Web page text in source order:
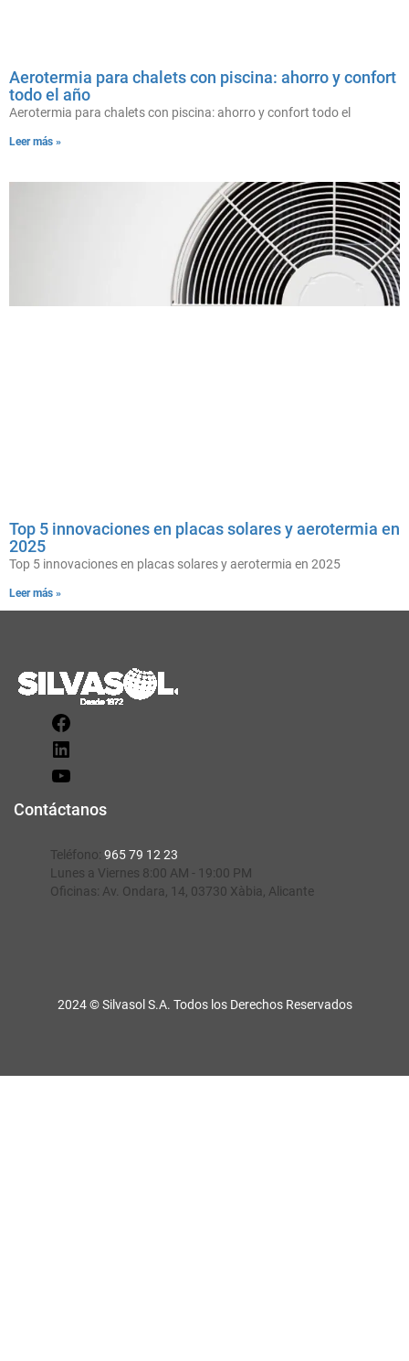
Aerotermia para chalets con piscina: ahorro y confort
todo el año
Aerotermia para chalets con piscina: ahorro y confort todo el
Leer más »
Top 5 innovaciones en placas solares y aerotermia en
2025
Top 5 innovaciones en placas solares y aerotermia en 2025
Leer más »
Contáctanos
Teléfono: 965 79 12 23
Lunes a Viernes 8:00 AM - 19:00 PM
Oficinas: Av. Ondara, 14, 03730 Xàbia, Alicante
2024 © Silvasol S.A. Todos los Derechos Reservados